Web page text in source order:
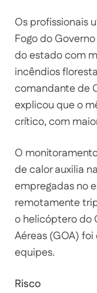
Os profissionais
Fogo do
do estado com
incêndios
comandante de
explicou que o
crítico, com
O
de calor auxilia
empregadas no
remotamente
o helicóptero do
Aéreas (GOA)
equipes.
Risco